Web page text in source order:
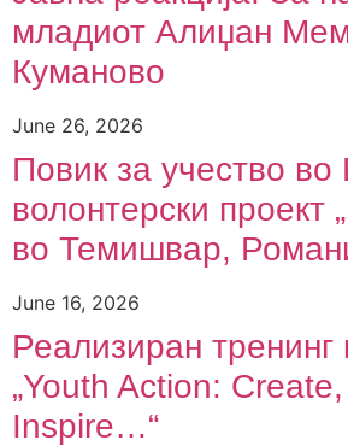
младиот Алиџан
Куманово
June 26, 2026
Повик за учество во
волонтерски проект
во Темишвар,
June 16, 2026
Реализиран тренинг
„Youth Action:
Inspire…“